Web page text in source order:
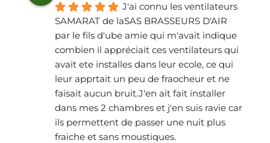
J'ai connu les ventilateurs
SAMARAT de laSAS BRASSEURS D'AIR
par le fils d'ube amie qui m'avait indique
combien il appréciait ces ventilateurs qui
avait ete installes dans leur ecole, ce qui
leur apprtait un peu de fraocheur et ne
faisait aucun bruit.J'en ait fait installer
dans mes 2 chambres et j'en suis ravie car
ils permettent de passer une nuit plus
fraiche et sans moustiques.